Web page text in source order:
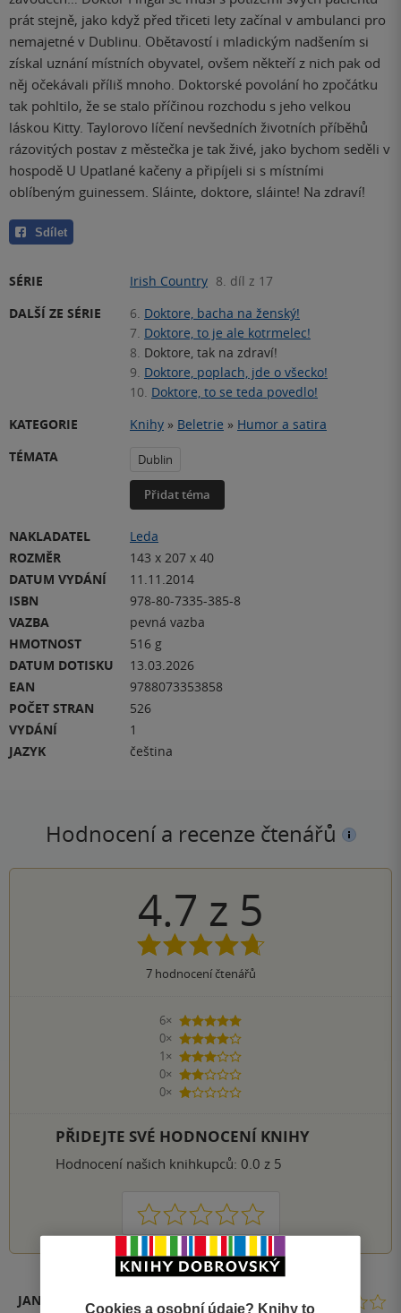
prát stejně, jako když před třiceti lety začínal v ambulanci pro
nemajetné v Dublinu. Obětavostí i mladickým nadšením si
získal uznání místních obyvatel, ovšem někteří z nich pak od
něj očekávali příliš mnoho. Doktorské povolání ho zpočátku
tak pohltilo, že se stalo příčinou rozchodu s jeho velkou
láskou Kitty. Taylorovo líčení nevšedních životních příběhů
rázovitých postav z městečka je tak živé, jako bychom seděli v
hospodě U Upatlané kačeny a připíjeli si s místními
oblíbeným guinessem. Sláinte, doktore, sláinte! Na zdraví!
Sdílet
SÉRIE Irish Country 8. díl z 17
DALŠÍ ZE SÉRIE
6. Doktore, bacha na ženský!
7. Doktore, to je ale kotrmelec!
8. Doktore, tak na zdraví!
9. Doktore, poplach, jde o všecko!
10. Doktore, to se teda povedlo!
KATEGORIE
Knihy » Beletrie » Humor a satira
TÉMATA
Dublin
Přidat téma
NAKLADATEL
Leda
ROZMĚR
143 x 207 x 40
DATUM VYDÁNÍ
11.11.2014
ISBN
978-80-7335-385-8
VAZBA
pevná vazba
HMOTNOST
516 g
DATUM DOTISKU
13.03.2026
EAN
9788073353858
POČET STRAN
526
VYDÁNÍ
1
JAZYK
čeština
Hodnocení a recenze čtenářů
4.7 z 5
7hodnocení čtenářů
6×
5 hvězdiček
0×
4 hvězdičky
1×
3 hvězdičky
0×
2 hvězdičky
0×
1 hvezdička
PŘIDEJTE SVÉ HODNOCENÍ KNIHY
Hodnocení našich knihkupců: 0.0 z 5
1 2 3 4 5
JANA Č.
Cookies a osobní údaje? Knihy to